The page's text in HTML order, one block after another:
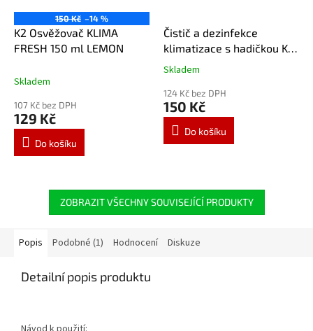
150 Kč –14 %
K2 Osvěžovač KLIMA
FRESH 150 ml LEMON
Skladem
107 Kč bez DPH
129 Kč
Do košíku
Čistič a dezinfekce
klimatizace s hadičkou K2
KLIMA DOCTOR (500 ml)
Průměrné
produktu
je
5,0
Skladem
124 Kč bez DPH
150 Kč
Do košíku
ZOBRAZIT VŠECHNY SOUVISEJÍCÍ PRODUKTY
Popis Podobné (1) Hodnocení Diskuze
Detailní popis produktu